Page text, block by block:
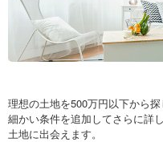
理想の土地を500万円以下から
細かい条件を追加してさらに詳
土地に出会えます。